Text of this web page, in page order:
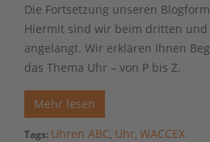
Die Fortsetzung unseren
Hiermit sind wir beim dritten und
angelangt. Wir erklären Ihnen
das Thema Uhr – von P bis Z.
Mehr lesen
Tags: Uhren ABC, Uhr, WACCEX